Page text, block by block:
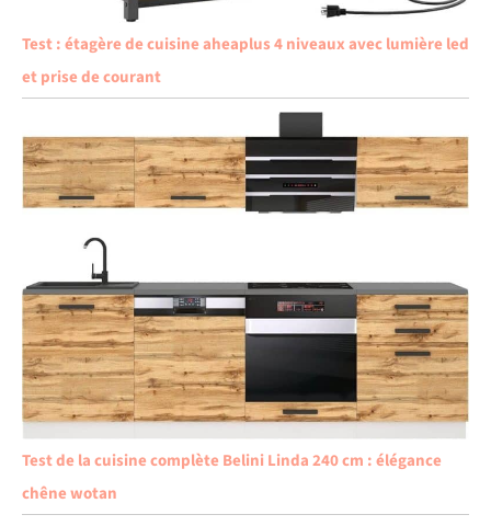
Test : étagère de cuisine aheaplus 4 niveaux avec lumière led
et prise de courant
Test de la cuisine complète Belini Linda 240 cm : élégance
chêne wotan